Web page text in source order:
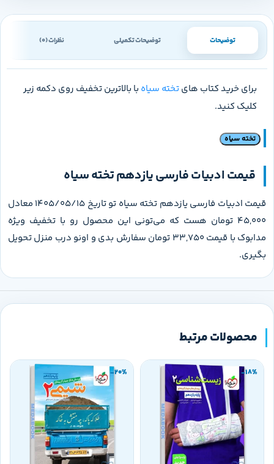
توضیحات توضیحات تکمیلی نظرات (0)
برای خرید کتاب هایتخته سیاه با بالاترین تخفیف روی دکمه زیر
کلیک کنید.
تخته سیاه
قیمت ادبیات فارسی یازدهم تخته سیاه
قیمت ادبیات فارسی یازدهم تخته سیاه تو تاریخ 1405/05/15 معادل
45,000 تومان هست که می‌تونی این محصول رو با تخفیف ویژه
مدابوک با قیمت 33,750 تومان سفارش بدی و اونو درب منزل تحویل
بگیری.
محصولات مرتبط
-18%
-20%